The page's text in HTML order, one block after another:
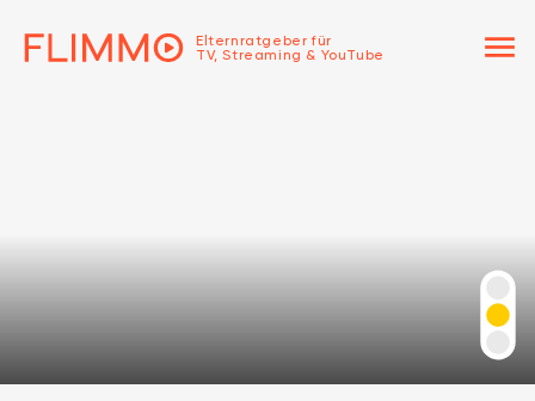
Elternratgeber für
TV, Streaming & YouTube
menu